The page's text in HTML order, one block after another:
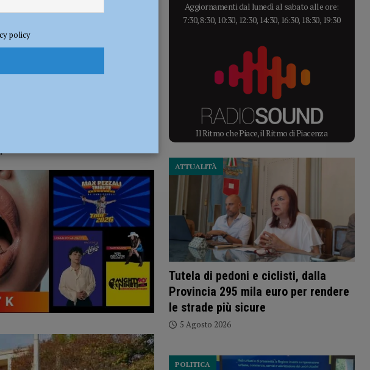
Aggiornamenti dal lunedì al sabato alle ore:
7:30, 8:30, 10:30, 12:30, 14:30, 16:30, 18:30, 19:30
Il Ritmo che Piace, il Ritmo di Piacenza
Tutela di pedoni e ciclisti, dalla
Provincia 295 mila euro per rendere
le strade più sicure
ATTUALITÀ
5 Agosto 2026
POLITICA
policy